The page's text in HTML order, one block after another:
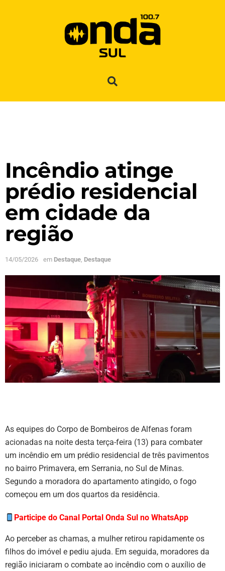
Incêndio atinge
prédio residencial
em cidade da
região
14/05/2026 em Destaque, Destaque
As equipes do Corpo de Bombeiros de Alfenas foram
acionadas na noite desta terça-feira (13) para combater
um incêndio em um prédio residencial de três pavimentos
no bairro Primavera, em Serrania, no Sul de Minas.
Segundo a moradora do apartamento atingido, o fogo
começou em um dos quartos da residência.
Participe do Canal Portal Onda Sul no WhatsApp
Ao perceber as chamas, a mulher retirou rapidamente os
filhos do imóvel e pediu ajuda. Em seguida, moradores da
região iniciaram o combate ao incêndio com o auxílio de